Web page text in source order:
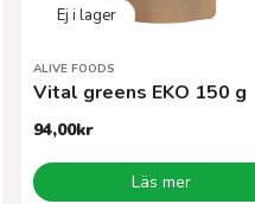
ALIVE FOODS
Vital greens EKO 150 g
94,00kr
Läs mer